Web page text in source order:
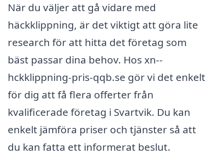
När du väljer att gå vidare med
häckklippning, är det viktigt att göra lite
research för att hitta det företag som
bäst passar dina behov. Hos xn--
hckklippning-pris-qqb.se gör vi det enkelt
för dig att få flera offerter från
kvalificerade företag i Svartvik. Du kan
enkelt jämföra priser och tjänster så att
du kan fatta ett informerat beslut.